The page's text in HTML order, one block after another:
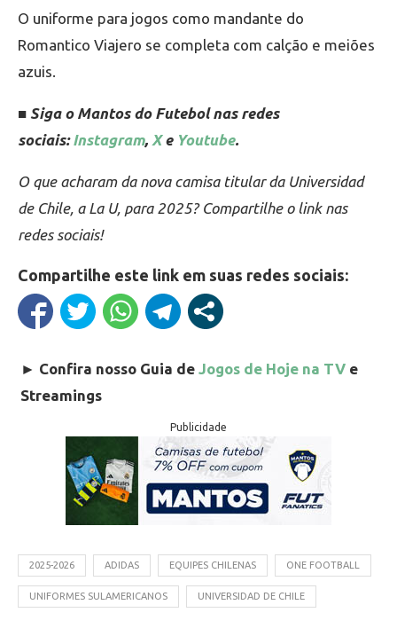
O uniforme para jogos como mandante do
Romantico Viajero se completa com calção e meiões
azuis.
■ Siga o Mantos do Futebol nas redes
sociais:Instagram, Xe Youtube.
O que acharam da nova camisa titular da Universidad
de Chile, a La U, para 2025? Compartilhe o link nas
redes sociais!
Compartilhe este link em suas redes sociais:
► Confira nosso Guia de Jogos de Hoje na TV e
Streamings
Publicidade
2025-2026 ADIDAS EQUIPES CHILENAS ONE FOOTBALL
UNIFORMES SULAMERICANOS UNIVERSIDAD DE CHILE